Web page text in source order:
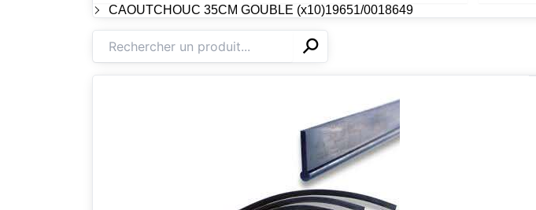
CAOUTCHOUC 35CM GOUBLE (x10)19651/0018649
✕⚲